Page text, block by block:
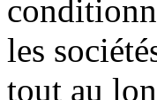
les
tout au